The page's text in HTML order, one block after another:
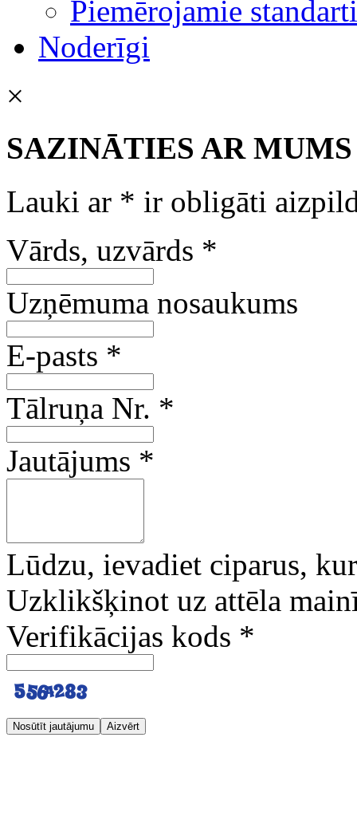
Piemērojamie standarti
Noderīgi
×
SAZINĀTIES AR MUMS
Lauki ar * ir obligāti
Vārds, uzvārds *
Uzņēmuma nosaukums
E-pasts *
Tālruņa Nr. *
Jautājums *
Lūdzu, ievadiet ciparus,
Uzklikšķinot uz attēla
Verifikācijas kods *
Nosūtīt jautājumu Aizvērt